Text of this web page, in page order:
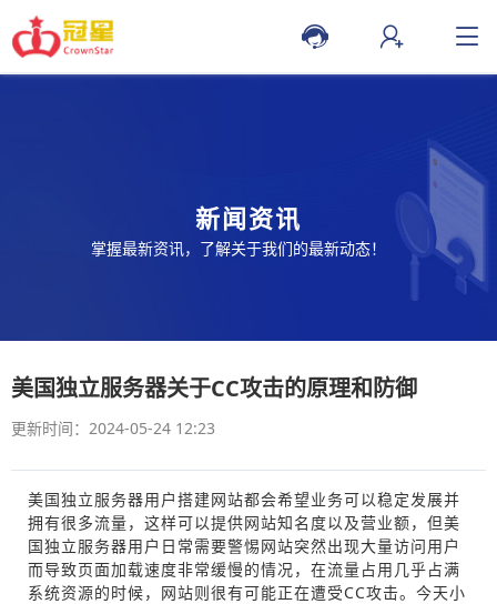
新闻资讯
掌握最新资讯，了解关于我们的最新动态！
美国独立服务器关于CC攻击的原理和防御
更新时间：2024-05-24 12:23
美国独立服务器用户搭建网站都会希望业务可以稳定发展并
拥有很多流量，这样可以提供网站知名度以及营业额，但美
国独立服务器用户日常需要警惕网站突然出现大量访问用户
而导致页面加载速度非常缓慢的情况，在流量占用几乎占满
系统资源的时候，网站则很有可能正在遭受CC攻击。今天小